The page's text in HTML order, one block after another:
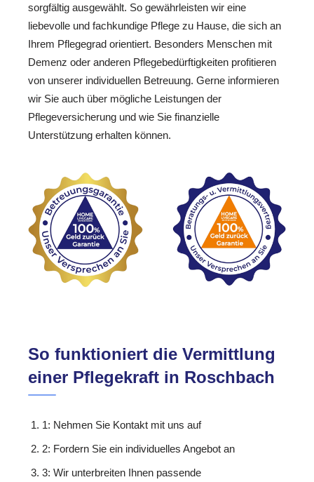
sorgfältig ausgewählt. So gewährleisten wir eine
liebevolle und fachkundige Pflege zu Hause, die sich an
Ihrem Pflegegrad orientiert. Besonders Menschen mit
Demenz oder anderen Pflegebedürftigkeiten profitieren
von unserer individuellen Betreuung. Gerne informieren
wir Sie auch über mögliche Leistungen der
Pflegeversicherung und wie Sie finanzielle
Unterstützung erhalten können.
So funktioniert die Vermittlung
einer Pflegekraft in Roschbach
1: Nehmen Sie Kontakt mit uns auf
2: Fordern Sie ein individuelles Angebot an
3: Wir unterbreiten Ihnen passende